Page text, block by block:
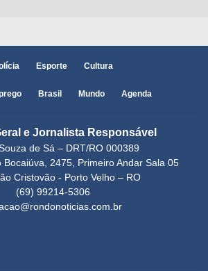
Esporte Cultura
Brasil Mundo Agenda
e Jornalista Responsável
de Sá – DRT/RO 000389
Bocaiúva, 2475, Primeiro Andar Sala 05
Cristovão - Porto Velho – RO
(69) 99214-5306